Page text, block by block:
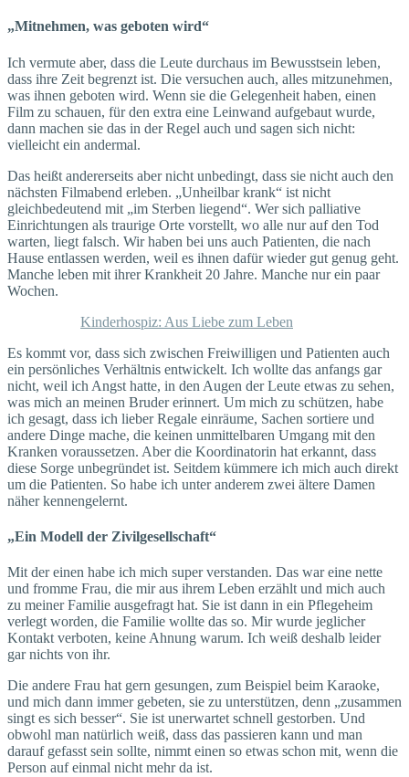
„Mitnehmen, was geboten wird“
Ich vermute aber, dass die Leute durchaus im Bewusstsein leben,
dass ihre Zeit begrenzt ist. Die versuchen auch, alles mitzunehmen,
was ihnen geboten wird. Wenn sie die Gelegenheit haben, einen
Film zu schauen, für den extra eine Leinwand aufgebaut wurde,
dann machen sie das in der Regel auch und sagen sich nicht:
vielleicht ein andermal.
Das heißt anderer­seits aber nicht unbedingt, dass sie nicht auch den
nächsten Filmabend erleben. „Unheilbar krank“ ist nicht
gleichbedeutend mit „im Sterben liegend“. Wer sich palliative
Einrichtungen als traurige Orte vorstellt, wo alle nur auf den Tod
warten, liegt falsch. Wir haben bei uns auch Patienten, die nach
Hause entlassen werden, weil es ihnen dafür wieder gut genug geht.
Manche leben mit ihrer Krankheit 20 Jahre. Manche nur ein paar
Wochen.
Kinderhospiz: Aus Liebe zum Leben
Es kommt vor, dass sich zwischen Freiwilligen und Patienten auch
ein persönliches Verhältnis entwickelt. Ich wollte das anfangs gar
nicht, weil ich Angst hatte, in den Augen der Leute etwas zu sehen,
was mich an meinen Bruder erinnert. Um mich zu schützen, habe
ich gesagt, dass ich lieber Regale einräume, Sachen sortiere und
andere Dinge mache, die keinen unmittelbaren Umgang mit den
Kranken voraussetzen. Aber die Koordinatorin hat erkannt, dass
diese Sorge unbegründet ist. Seitdem kümmere ich mich auch direkt
um die Patienten. So habe ich unter anderem zwei ältere Damen
näher kennengelernt.
„Ein Modell der Zivilgesellschaft“
Mit der einen habe ich mich super verstanden. Das war eine nette
und fromme Frau, die mir aus ihrem Leben erzählt und mich auch
zu meiner Familie ausgefragt hat. Sie ist dann in ein Pflegeheim
verlegt worden, die Familie wollte das so. Mir wurde jeglicher
Kontakt verboten, keine Ahnung warum. Ich weiß deshalb leider
gar nichts von ihr.
Die andere Frau hat gern gesungen, zum Beispiel beim Karaoke,
und mich dann immer gebeten, sie zu unterstützen, denn „zusammen
singt es sich besser“. Sie ist unerwartet schnell gestorben. Und
obwohl man natürlich weiß, dass das passieren kann und man
darauf gefasst sein sollte, nimmt einen so etwas schon mit, wenn die
Person auf einmal nicht mehr da ist.